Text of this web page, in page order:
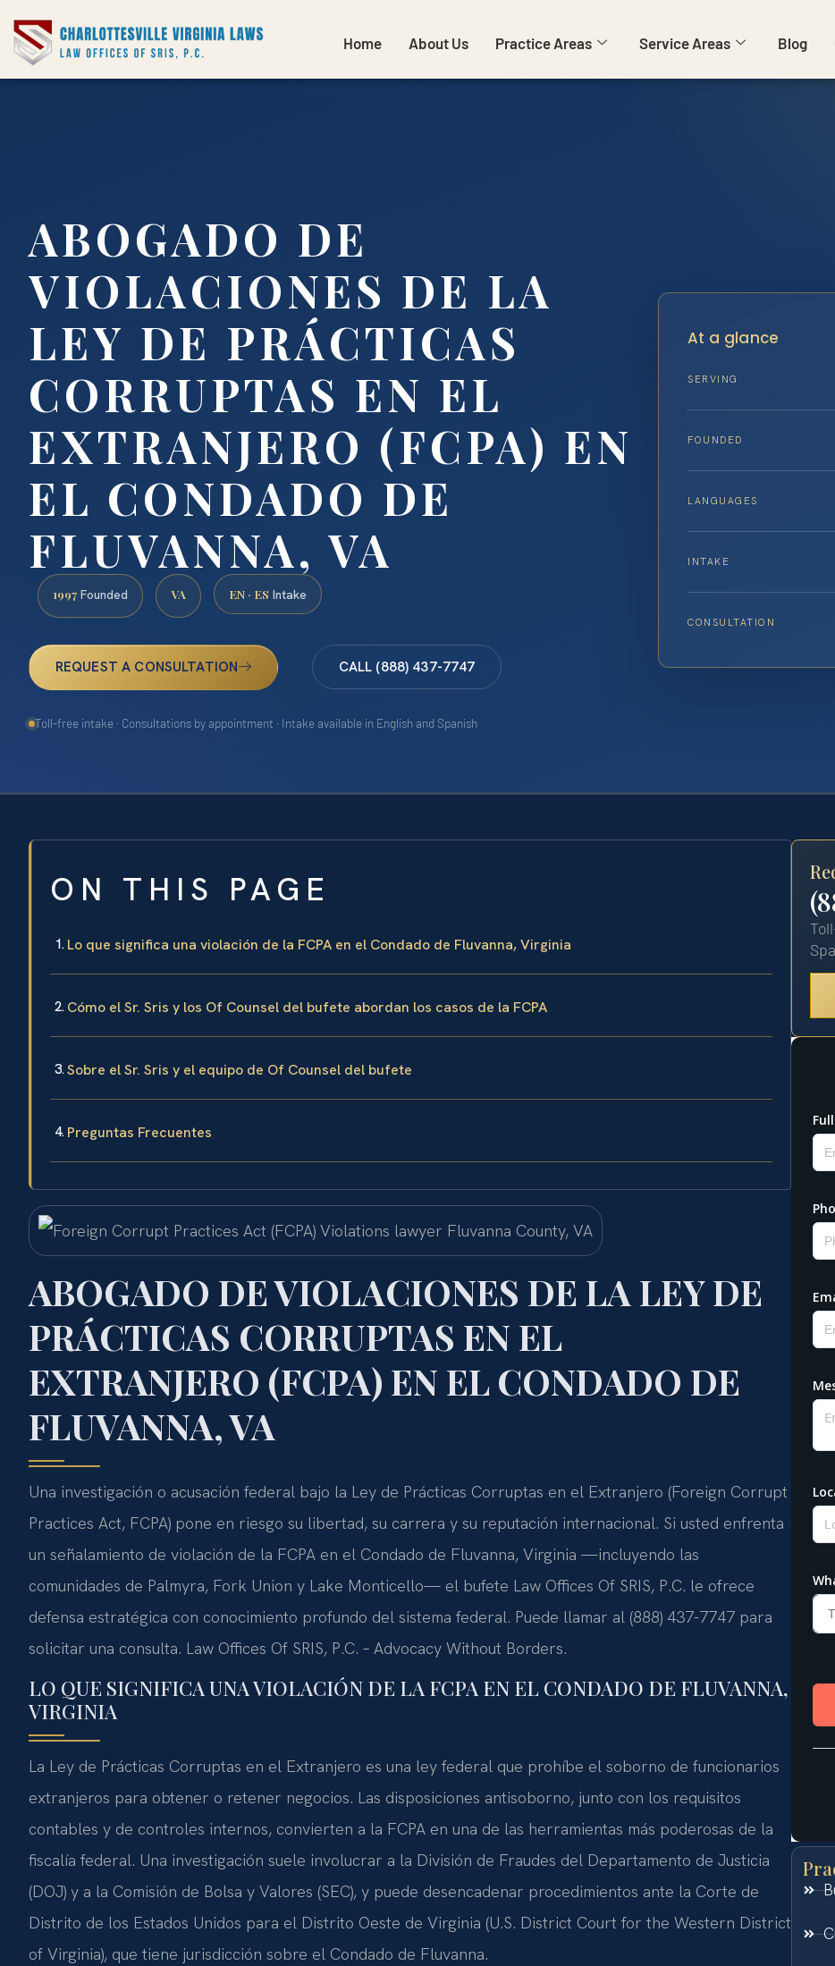
Home About Us Practice Areas Service Areas Blog
ABOGADO DE
VIOLACIONES DE LA
LEY DE PRÁCTICAS
CORRUPTAS EN EL
EXTRANJERO (FCPA) EN
EL CONDADO DE
FLUVANNA, VA
1997 Founded VA EN · ES Intake
REQUEST A CONSULTATION CALL (888) 437-7747
Toll-free intake · Consultations by appointment · Intake available in English and Spanish
At a glance
SERVING
FOUNDED
LANGUAGES
INTAKE
CONSULTATION
ON THIS PAGE
Lo que significa una violación de la FCPA en el Condado de Fluvanna, Virginia
Cómo el Sr. Sris y los Of Counsel del bufete abordan los casos de la FCPA
Sobre el Sr. Sris y el equipo de Of Counsel del bufete
Preguntas Frecuentes
ABOGADO DE VIOLACIONES DE LA LEY DE
PRÁCTICAS CORRUPTAS EN EL
EXTRANJERO (FCPA) EN EL CONDADO DE
FLUVANNA, VA
Una investigación o acusación federal bajo la Ley de Prácticas Corruptas en el Extranjero (Foreign Corrupt
Practices Act, FCPA) pone en riesgo su libertad, su carrera y su reputación internacional. Si usted enfrenta
un señalamiento de violación de la FCPA en el Condado de Fluvanna, Virginia —incluyendo las
comunidades de Palmyra, Fork Union y Lake Monticello— el bufete Law Offices Of SRIS, P.C. le ofrece
defensa estratégica con conocimiento profundo del sistema federal. Puede llamar al (888) 437-7747 para
solicitar una consulta. Law Offices Of SRIS, P.C. – Advocacy Without Borders.
LO QUE SIGNIFICA UNA VIOLACIÓN DE LA FCPA EN EL CONDADO DE FLUVANNA,
VIRGINIA
La Ley de Prácticas Corruptas en el Extranjero es una ley federal que prohíbe el soborno de funcionarios
extranjeros para obtener o retener negocios. Las disposiciones antisoborno, junto con los requisitos
contables y de controles internos, convierten a la FCPA en una de las herramientas más poderosas de la
fiscalía federal. Una investigación suele involucrar a la División de Fraudes del Departamento de Justicia
(DOJ) y a la Comisión de Bolsa y Valores (SEC), y puede desencadenar procedimientos ante la Corte de
Distrito de los Estados Unidos para el Distrito Oeste de Virginia (U.S. District Court for the Western District
of Virginia), que tiene jurisdicción sobre el Condado de Fluvanna.